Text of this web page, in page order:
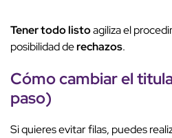
Tener todo listoagiliza el
posibilidad derechazos.
Cómo cambiar el
paso)
Si quieres evitar filas, puedes